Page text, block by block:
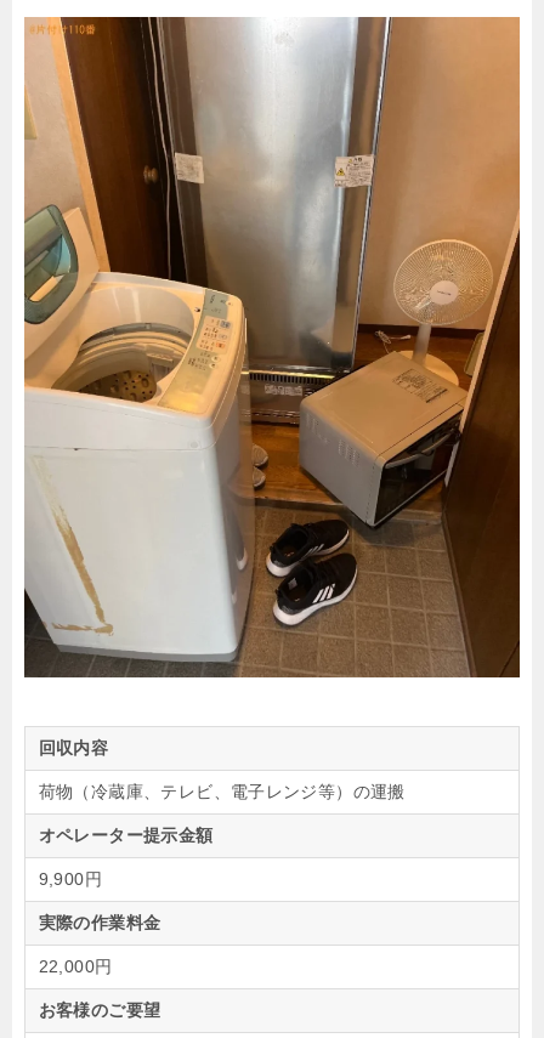
回収内容
荷物（冷蔵庫、テレビ、電子レンジ等）の運搬
オペレーター提示金額
9,900円
実際の作業料金
22,000円
お客様のご要望